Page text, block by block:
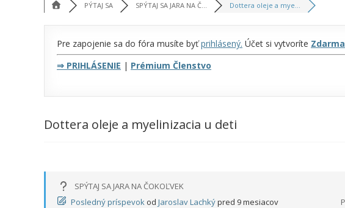
PÝTAJ SA SPÝTAJ SA JARA NA Č... Dottera oleje a mye...
Pre zapojenie sa do fóra musíte byťprihlásený. Účet si vytvoríte Zdarma
⇒ PRIHLÁSENIE | Prémium Členstvo
Dottera oleje a myelinizacia u deti
SPÝTAJ SA JARA NA ČOKOĽVEK
Posledný príspevok od Jaroslav Lachkýpred 9 mesiacov